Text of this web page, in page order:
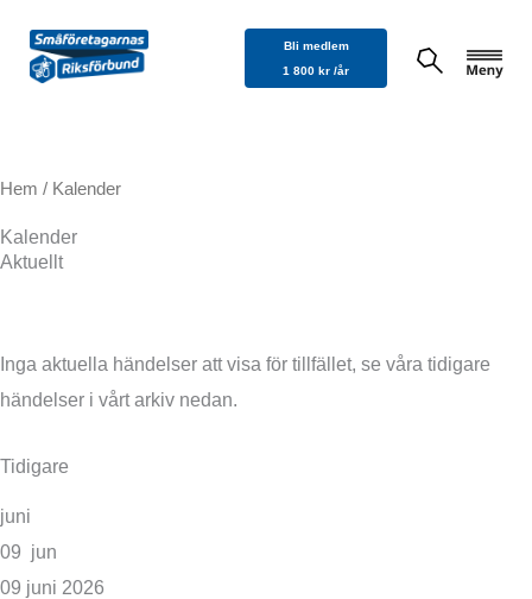
innehåll
Bli medlem
1 800 kr /år
Hem / Kalender
Kalender
Aktuellt
Inga aktuella händelser att visa för tillfället, se våra tidigare
händelser i vårt arkiv nedan.
Tidigare
juni
09 jun
09 juni 2026